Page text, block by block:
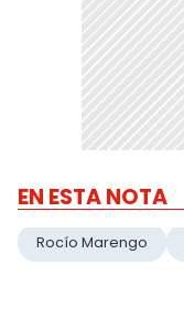
EN ESTA NOTA
Rocío Marengo